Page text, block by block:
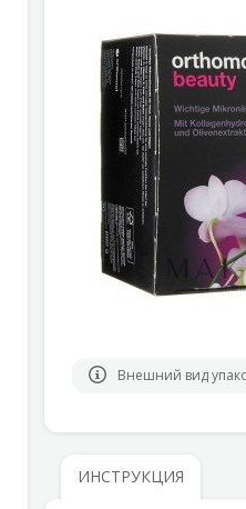
Внешний вид
ИНСТРУКЦИЯ